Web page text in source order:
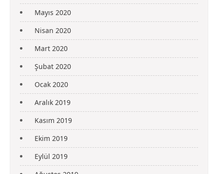
Mayıs 2020
Nisan 2020
Mart 2020
Şubat 2020
Ocak 2020
Aralık 2019
Kasım 2019
Ekim 2019
Eylül 2019